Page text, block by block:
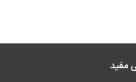
مفید